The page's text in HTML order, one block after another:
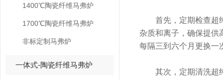
1400℃陶瓷纤维马弗炉
1700℃陶瓷纤维马弗炉
非标定制马弗炉
一体式-陶瓷纤维马弗炉
首先，定期检查超纯
杂质和离子，确保提供
每隔三到六个月更换一
其次，定期清洗超纯